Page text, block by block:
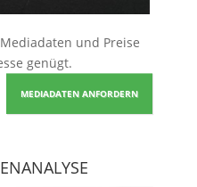
und Preise
genügt.
MEDIADATEN ANFORDERN